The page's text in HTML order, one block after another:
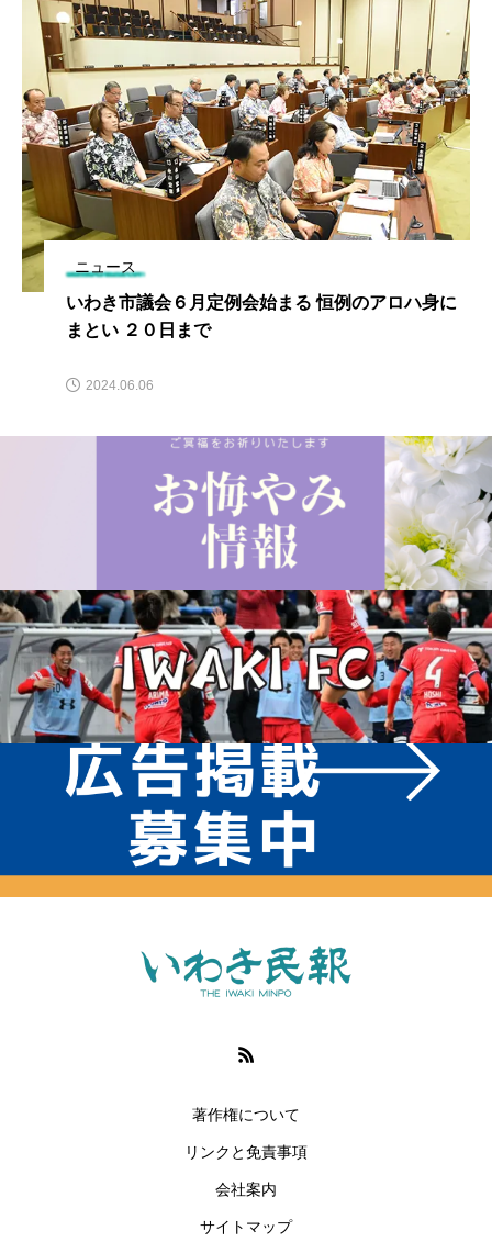
ニュース
いわき市議会６月定例会始まる 恒例のアロハ身に
まとい ２０日まで
2024.06.06
著作権について
リンクと免責事項
会社案内
サイトマップ